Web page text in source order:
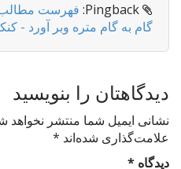
n
فهرست
گام به گام متره وبر آورد -
دیدگاهتان را بنویسید
نشانی ایمیل شما منتشر نخواهد
علامت‌گذاری شده‌اند *
دیدگاه *